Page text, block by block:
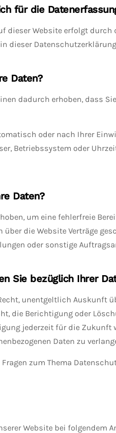
für die
dieser Website erfolgt
dieser
Daten?
dadurch erhoben, dass
oder nach Ihrer
Betriebssystem oder
Daten?
um eine fehlerfreie
über die Website Verträge
oder sonstige
Sie bezüglich Ihrer
unentgeltlich Auskunft
die Berichtigung oder
jederzeit für die Zukunft
Daten zu
zum Thema
Website bei folgendem